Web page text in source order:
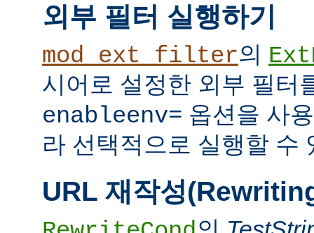
외부 필터 실행하기
mod_ext_filter의
시어로 설정한 외부 필터
enableenv= 옵션을 사
라 선택적으로 실행할 수
URL 재작성